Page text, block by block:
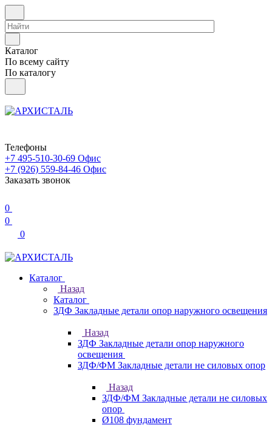
Каталог
По всему сайту
По каталогу
Телефоны
+7 495-510-30-69 Офис
+7 (926) 559-84-46 Офис
Заказать звонок
0
0
0
Каталог
Назад
Каталог
ЗДФ Закладные детали опор наружного освещения
Назад
ЗДФ Закладные детали опор наружного
освещения
ЗДФ/ФМ Закладные детали не силовых опор
Назад
ЗДФ/ФМ Закладные детали не силовых
опор
Ø108 фундамент